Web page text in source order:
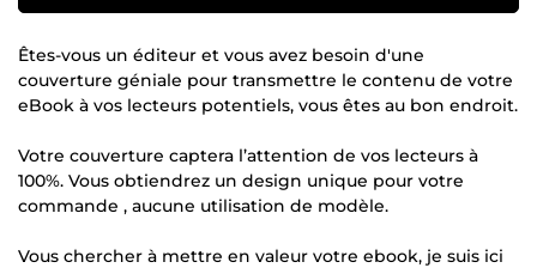
Êtes-vous un éditeur et vous avez besoin d'une
couverture géniale pour transmettre le contenu de votre
eBook à vos lecteurs potentiels, vous êtes au bon endroit.
Votre couverture captera l’attention de vos lecteurs à
100%. Vous obtiendrez un design unique pour votre
commande , aucune utilisation de modèle.
Vous chercher à mettre en valeur votre ebook, je suis ici